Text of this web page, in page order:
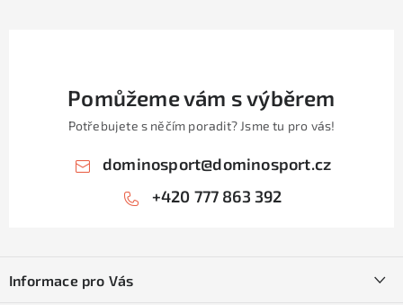
Pomůžeme vám s výběrem
Potřebujete s něčím poradit? Jsme tu pro vás!
dominosport@dominosport.cz
+420 777 863 392
pInformace pro Vás